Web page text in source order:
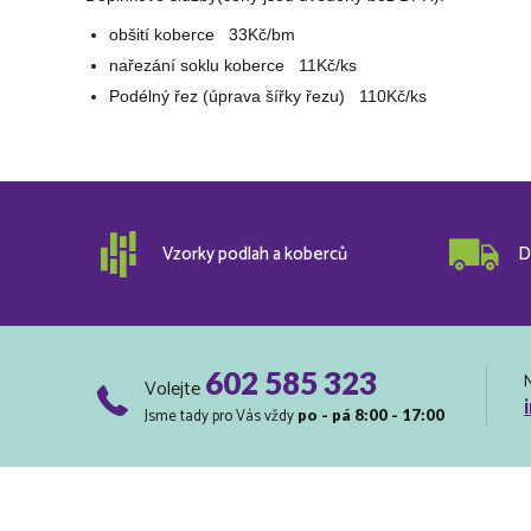
obšití koberce 33Kč/bm
nařezání soklu koberce 11Kč/ks
Podélný řez (úprava šířky řezu) 110Kč/ks
Vzorky podlah a koberců
Volejte602 585 323
Jsme tady pro Vás vždy po - pá 8:00 - 17:00